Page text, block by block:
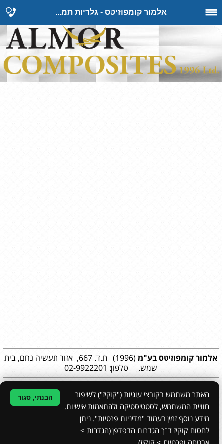
אלמור קומפוזיטס - גלריות תמ...
אלמור קומפוזיטסבע"מ
(1996) ת.ד. 667, אזור תעשיה נחם, בית
שמש. טלפון: 02-9922201
עיצוב גרפי:סטודיו עדנה ריקלין |הצהרת נגישות|
האתר משתמש בקובצי עוגיות ("קוקיז") לשיפור
חוויית המשתמש, לסטטיסטיקה ולהתאמות אישיות.
מידע נוסף זמין בעמוד "מדיניות פרטיות". ניתן
לחסום קוקיז דרך הגדרות הדפדפן (הגדרות >
הבנתי, סגור
הקמת אתרים